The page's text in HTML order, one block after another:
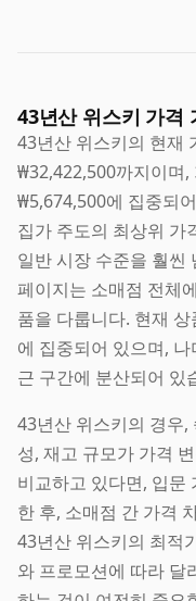
43년산 위스키 가격
43년산 위스키의 현재
₩32,422,500까지이며
₩5,674,500에 집중되
집가 주도의 최상위 가
일반 시장 수준을 훨씬
페이지는 소매점 전체
품을 다룹니다. 현재
에 집중되어 있으며,
근 구간에 분산되어 있
43년산 위스키의 경우,
성, 재고 규모가 가격
비교하고 있다면, 입문
한 후, 소매점 간 가격
43년산 위스키의 최적
와 프로모션에 따라 달